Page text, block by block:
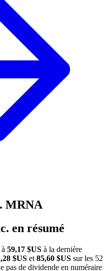
MRNA
en résumé
59,17 $US à la dernière
$US et 85,60 $US sur les 52
pas de dividende en numéraire